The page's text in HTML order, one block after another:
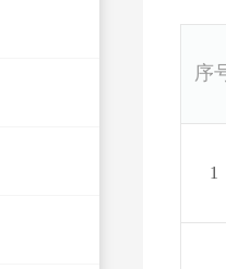
序
1